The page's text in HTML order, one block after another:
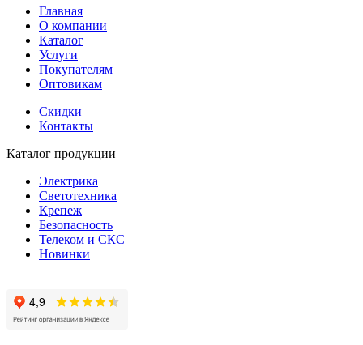
Главная
О компании
Каталог
Услуги
Покупателям
Оптовикам
Скидки
Контакты
Каталог продукции
Электрика
Светотехника
Крепеж
Безопасность
Телеком и СКС
Новинки